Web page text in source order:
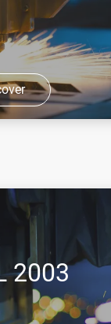
задушлив.
2003